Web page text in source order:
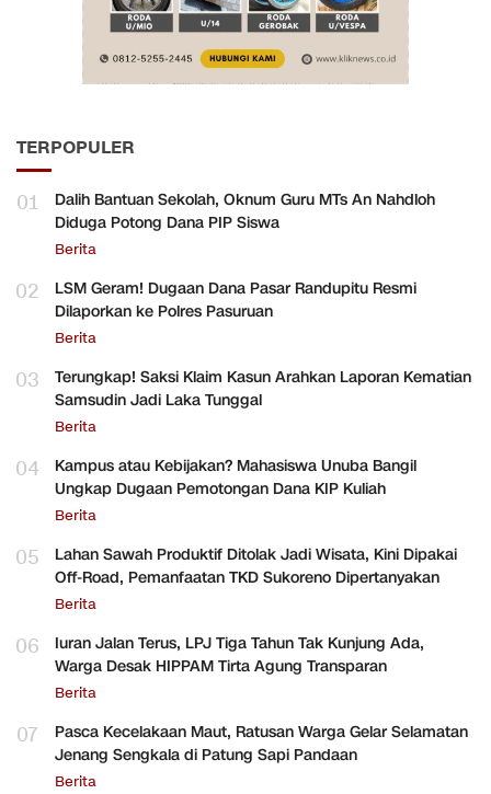
TERPOPULER
01
Dalih Bantuan Sekolah, Oknum Guru MTs An Nahdloh
Diduga Potong Dana PIP Siswa
Berita
02
LSM Geram! Dugaan Dana Pasar Randupitu Resmi
Dilaporkan ke Polres Pasuruan
Berita
03
Terungkap! Saksi Klaim Kasun Arahkan Laporan Kematian
Samsudin Jadi Laka Tunggal
Berita
04
Kampus atau Kebijakan? Mahasiswa Unuba Bangil
Ungkap Dugaan Pemotongan Dana KIP Kuliah
Berita
05
Lahan Sawah Produktif Ditolak Jadi Wisata, Kini Dipakai
Off-Road, Pemanfaatan TKD Sukoreno Dipertanyakan
Berita
06
Iuran Jalan Terus, LPJ Tiga Tahun Tak Kunjung Ada,
Warga Desak HIPPAM Tirta Agung Transparan
Berita
07
Pasca Kecelakaan Maut, Ratusan Warga Gelar Selamatan
Jenang Sengkala di Patung Sapi Pandaan
Berita